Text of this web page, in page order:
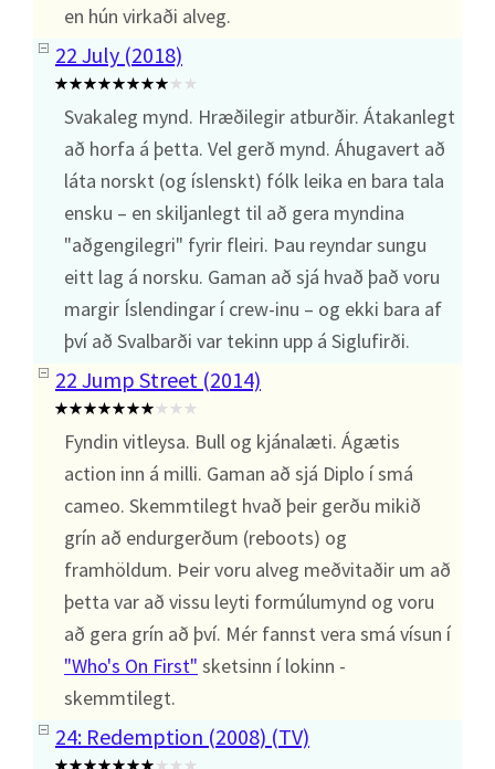
en hún virkaði alveg.
22 July (2018)
Svakaleg mynd. Hræðilegir atburðir. Átakanlegt
að horfa á þetta. Vel gerð mynd. Áhugavert að
láta norskt (og íslenskt) fólk leika en bara tala
ensku – en skiljanlegt til að gera myndina
"aðgengilegri" fyrir fleiri. Þau reyndar sungu
eitt lag á norsku. Gaman að sjá hvað það voru
margir Íslendingar í crew-inu – og ekki bara af
því að Svalbarði var tekinn upp á Siglufirði.
22 Jump Street (2014)
Fyndin vitleysa. Bull og kjánalæti. Ágætis
action inn á milli. Gaman að sjá Diplo í smá
cameo. Skemmtilegt hvað þeir gerðu mikið
grín að endurgerðum (reboots) og
framhöldum. Þeir voru alveg meðvitaðir um að
þetta var að vissu leyti formúlumynd og voru
að gera grín að því. Mér fannst vera smá vísun í
"Who's On First" sketsinn í lokinn -
skemmtilegt.
24: Redemption (2008) (TV)